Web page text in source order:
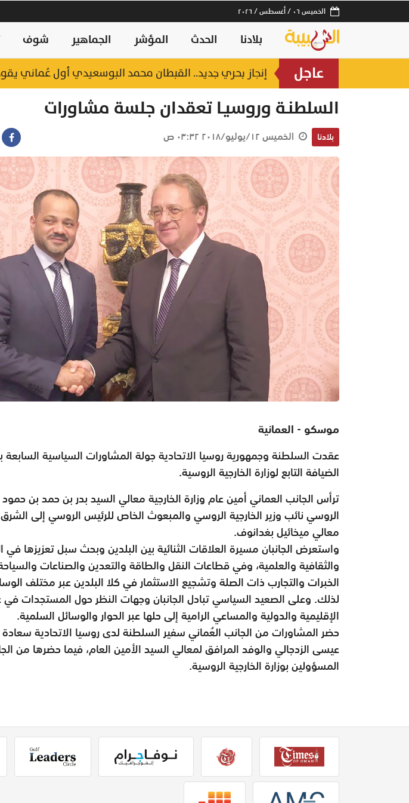
الخميس ٠٦ / أغسطس / ٢٠٢٦
بلادنا الحدث المؤشر الجماهير شوف
عاجل إنجاز بحري جديد.. القبطان محمد البوسعيدي أول عُماني
السلطنـة وروسيـا تعقدان جلسة مشاورات
بلادنا الخميس ١٢/يوليو/٢٠١٨ ٠٣:٣٢ ص
موسكو - العمانية
عقدت السلطنة وجمهورية روسيا الاتحادية جولة المشاورات السياسية
الضيافة التابع لوزارة الخارجية الروسية.
ترأس الجانب العماني أمين عام وزارة الخارجية معالي السيد بدر بن حمد بن
الروسي نائب وزير الخارجية الروسي والمبعوث الخاص للرئيس الروسي إلى
معالي ميخائيل بغدانوف.
واستعرض الجانبان مسيرة العلاقات الثنائية بين البلدين وبحث سبل تعزيزها في
والثقافية والعلمية، وفي قطاعات النقل والطاقة والتعدين والصناعات
الخبرات والتجارب ذات الصلة وتشجيع الاستثمار في كلا البلدين عبر مختلف
لذلك. وعلى الصعيد السياسي تبادل الجانبان وجهات النظر حول المستجدات في
الإقليمية والدولية والمساعي الرامية إلى حلها عبر الحوار والوسائل السلمية.
حضر المشاورات من الجانب العُماني سفير السلطنة لدى روسيا الاتحادية
عيسى الزدجالي والوفد المرافق لمعالي السيد الأمين العام، فيما حضرها من
المسؤولين بوزارة الخارجية الروسية.